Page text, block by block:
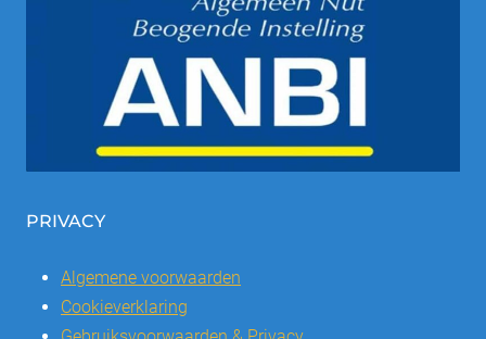
PRIVACY
Algemene voorwaarden
Cookieverklaring